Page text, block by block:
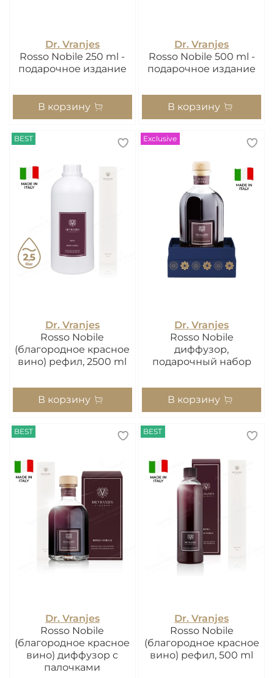
Dr. Vranjes
Rosso Nobile 250 ml -
подарочное издание
В корзину
Dr. Vranjes
Rosso Nobile 500 ml -
подарочное издание
В корзину
BEST
Dr. Vranjes
Rosso Nobile
(благородное красное
вино) рефил, 2500 ml
В корзину
Exclusive
Dr. Vranjes
Rosso Nobile
диффузор,
подарочный набор
В корзину
BEST
Dr. Vranjes
Rosso Nobile
(благородное красное
вино) диффузор с
палочками
BEST
Dr. Vranjes
Rosso Nobile
(благородное красное
вино) рефил, 500 ml